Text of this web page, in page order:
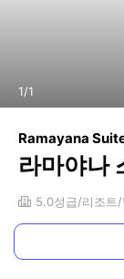
1/1
Ramayana
라마야나
5.0성급 리조트